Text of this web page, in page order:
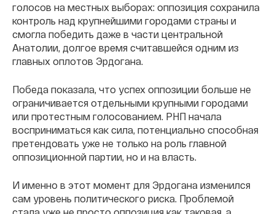
голосов на местных выборах: оппозиция сохранила
контроль над крупнейшими городами страны и
смогла победить даже в части центральной
Анатолии, долгое время считавшейся одним из
главных оплотов Эрдогана.
Победа показала, что успех оппозиции больше не
ограничивается отдельными крупными городами
или протестным голосованием. РНП начала
восприниматься как сила, потенциально способная
претендовать уже не только на роль главной
оппозиционной партии, но и на власть.
И именно в этот момент для Эрдогана изменился
сам уровень политического риска. Проблемой